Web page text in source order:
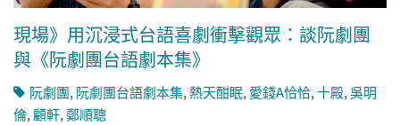
現場》用沉浸式台語喜劇衝擊觀眾：談阮劇團
與《阮劇團台語劇本集》
阮劇團,阮劇團台語劇本集,熱天酣眠,愛錢A恰恰,十殿,吳明
倫,顧軒,鄭順聰